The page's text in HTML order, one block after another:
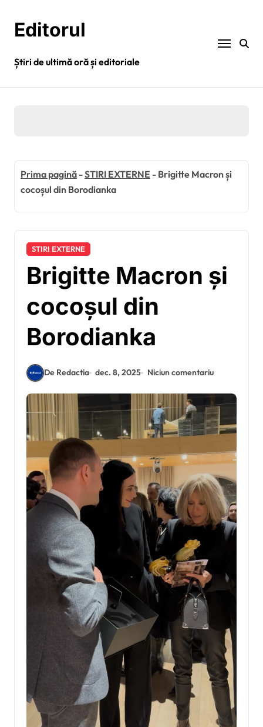
conținutEditorul
Știri de ultimă oră și editoriale
Prima pagină -STIRI EXTERNE - Brigitte Macron și
cocoșul din Borodianka
STIRI EXTERNE
Brigitte Macron și
cocoșul din
Borodianka
De Redactia dec. 8, 2025 Niciun comentariu